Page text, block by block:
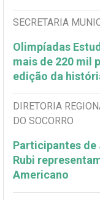
SECRETARIA
Olimpíadas
mais de 220 mil
edição da
DIRETORIA
DO SOCORRO
Participantes de
Rubi
Americano